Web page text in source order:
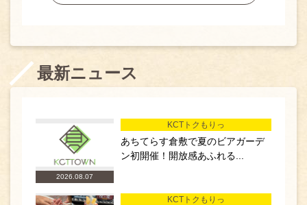
最新ニュース
2026.08.07
KCTトクもりっ
あちてらす倉敷で夏のビアガーデ
ン初開催！開放感あふれる...
KCTトクもりっ